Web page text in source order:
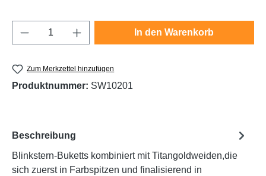
Produkt Anzahl: Gib den gewünschten
In den Warenkorb
Zum Merkzettel hinzufügen
Produktnummer: SW10201
Beschreibung
Blinkstern-Buketts kombiniert mit Titangoldweiden,die
sich zuerst in Farbspitzen und finalisierend in